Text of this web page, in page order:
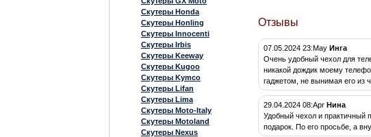
Скутеры Honda
Скутеры Honling
Скутеры Innocenti
Скутеры Irbis
Скутеры Keeway
Скутеры Kugoo
Скутеры Kymco
Скутеры Lifan
Скутеры Lima
Скутеры Moto-Italy
Скутеры Motoland
Скутеры Nexus
Отзывы
07.05.2024 23:May Инга
Очень удобный чехол для
никакой дождик моему
гаджетом, не вынимая его из
29.04.2024 08:Apr Нина
Удобный чехол и практичный
подарок. По его просьбе, а